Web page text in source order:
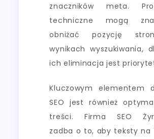
znaczników meta.
techniczne mogą
obniżać pozycję
wynikach wyszukiwania,
ich eliminacja jest
Kluczowym elementem
SEO jest również
treści. Firma SEO
zadba o to, aby teksty na